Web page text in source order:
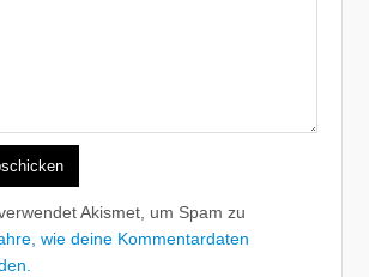
Akismet, um Spam zu
wie deine Kommentardaten